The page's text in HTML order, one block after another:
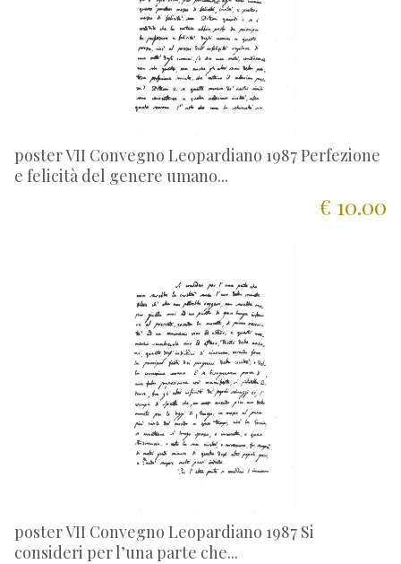
poster VII Convegno Leopardiano 1987 Perfezione
e felicità del genere umano...
€ 10.00
poster VII Convegno Leopardiano 1987 Si
consideri per l’una parte che...